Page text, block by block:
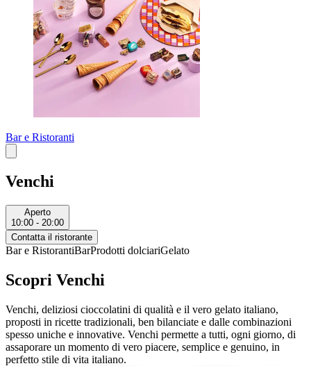
Bar e Ristoranti
Venchi
Aperto
10:00 - 20:00
Contatta il ristorante
Bar e RistorantiBarProdotti dolciariGelato
Scopri Venchi
Venchi, deliziosi cioccolatini di qualità e il vero gelato italiano,
proposti in ricette tradizionali, ben bilanciate e dalle combinazioni
spesso uniche e innovative. Venchi permette a tutti, ogni giorno, di
assaporare un momento di vero piacere, semplice e genuino, in
perfetto stile di vita italiano.